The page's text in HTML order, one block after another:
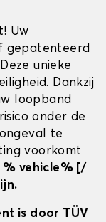
Uw
gepatenteerd
unieke
Dankzij
loopband
onder de
te
voorkomt
% vehicle% [/
is door TÜV